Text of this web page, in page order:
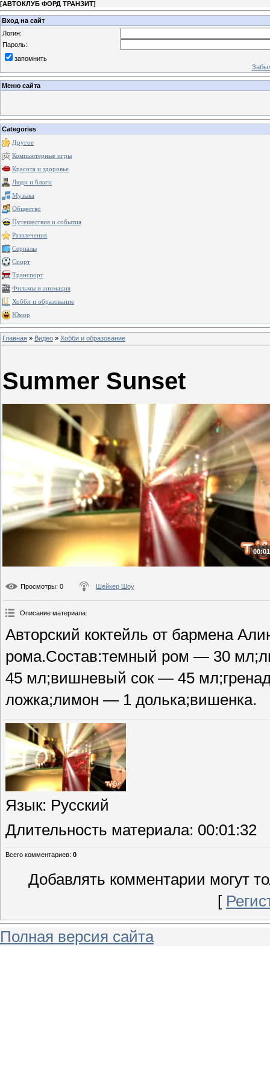
[АВТОКЛУБ ФОРД ТРАНЗИТ]
Вход на сайт
Логин:
Пароль:
запомнить
Меню сайта
Categories
Другое
Компьютерные игры
Красота и здоровье
Люди и блоги
Музыка
Общество
Путешествия и события
Развлечения
Сериалы
Спорт
Транспорт
Фильмы и анимация
Хобби и образование
Юмор
Главная » Видео » Хобби и образование
Summer Sunset
Просмотры: 0 Шейкер Шоу
Описание материала:
Авторский коктейль от бармена
рома.Состав:темный ром — 30
45 мл;вишневый сок — 45
ложка;лимон — 1 долька;вишенка.
Язык: Русский
Длительность материала: 00:01:32
Всего комментариев: 0
Добавлять комментарии могут
[
Полная версия сайта